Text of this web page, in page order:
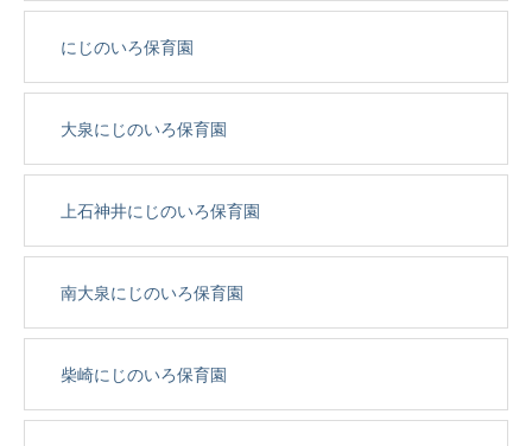
にじのいろ保育園
大泉にじのいろ保育園
上石神井にじのいろ保育園
南大泉にじのいろ保育園
柴崎にじのいろ保育園